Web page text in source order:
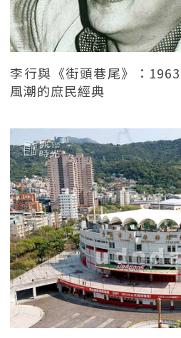
李行與《街頭巷尾》：
風潮的庶民經典